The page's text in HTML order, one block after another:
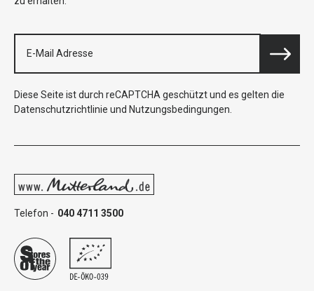
Diese Seite ist durch reCAPTCHA geschützt und es gelten die
Datenschutzrichtlinie und Nutzungsbedingungen
Telefon - 040 4711 3500